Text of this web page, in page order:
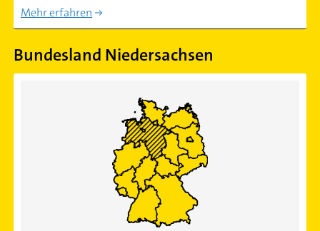
Mehr erfahren
Bundesland Niedersachsen